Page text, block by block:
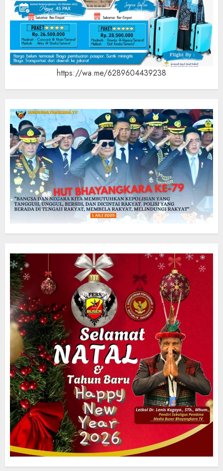
https://wa.me/6289604439238